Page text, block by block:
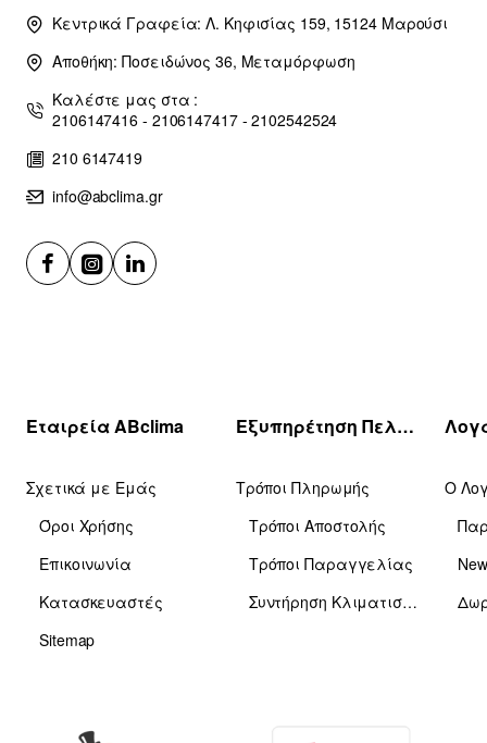
Κεντρικά Γραφεία: Λ. Κηφισίας 159, 15124 Μαρούσι
Αποθήκη: Ποσειδώνος 36, Μεταμόρφωση
Καλέστε μας στα :
2106147416 - 2106147417 - 2102542524
210 6147419
info@abclima.gr
Εταιρεία ABclima
Σχετικά με Εμάς
Όροι Χρήσης
Επικοινωνία
Κατασκευαστές
Sitemap
Εξυπηρέτηση Πελατών
Τρόποι Πληρωμής
Τρόποι Αποστολής
Τρόποι Παραγγελίας
Συντήρηση Κλιματιστικών
Ο